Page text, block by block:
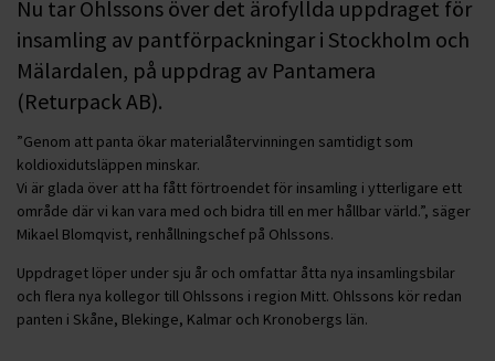
Nu tar Ohlssons över det ärofyllda uppdraget för
insamling av pantförpackningar i Stockholm och
Mälardalen, på uppdrag av Pantamera
(Returpack AB).
”Genom att panta ökar materialåtervinningen samtidigt som
koldioxidutsläppen minskar.
Vi är glada över att ha fått förtroendet för insamling i ytterligare ett
område där vi kan vara med och bidra till en mer hållbar värld.”, säger
Mikael Blomqvist, renhållningschef på Ohlssons.
Uppdraget löper under sju år och omfattar åtta nya insamlingsbilar
och flera nya kollegor till Ohlssons i region Mitt. Ohlssons kör redan
panten i Skåne, Blekinge, Kalmar och Kronobergs län.